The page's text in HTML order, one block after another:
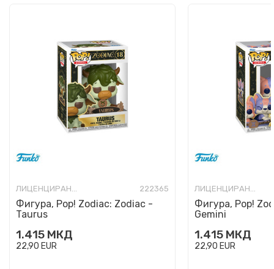
ЛИЦЕНЦИРАНИ ФИГУРИ И СЕТОВИ 222365
Фигура, Pop! Zodiac: Zodiac -
Taurus
1.415 МКД
22,90 EUR
ЛИЦЕНЦИРАНИ ФИГУРИ И СЕТОВИ
Фигура, Pop!
Gemini
1.415 МКД
22,90 EUR